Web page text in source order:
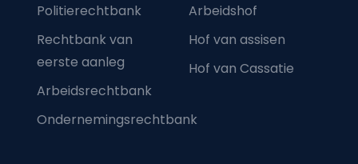
Politierechtbank
Rechtbank van
eerste aanleg
Arbeidsrechtbank
Ondernemingsrechtbank
Arbeidshof
Hof van assisen
Hof van Cassatie